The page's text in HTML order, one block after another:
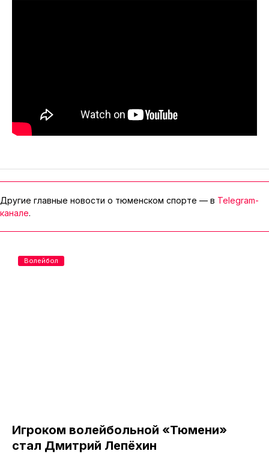
Другие главные новости о тюменском спорте — в Telegram-
канале.
Игроком волейбольной «Тюмени»
стал Дмитрий Лепёхин
Волейбол